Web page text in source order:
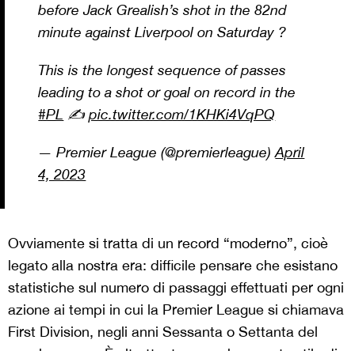
before Jack Grealish’s shot in the 82nd
minute against Liverpool on Saturday ?
This is the longest sequence of passes
leading to a shot or goal on record in the
#PL ✍️pic.twitter.com/1KHKi4VqPQ
— Premier League (@premierleague)April
4, 2023
Ovviamente si tratta di un record “moderno”, cioè
legato alla nostra era: difficile pensare che esistano
statistiche sul numero di passaggi effettuati per ogni
azione ai tempi in cui la Premier League si chiamava
First Division, negli anni Sessanta o Settanta del